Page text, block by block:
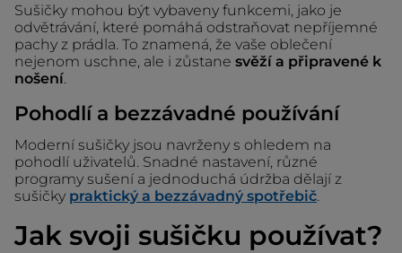
Sušičky mohou být vybaveny funkcemi, jako je
odvětrávání, které pomáhá odstraňovat nepříjemné
pachy z prádla. To znamená, že vaše oblečení
nejenom uschne, ale i zůstane svěží a připravené k
nošení.
Pohodlí a bezzávadné používání
Moderní sušičky jsou navrženy s ohledem na
pohodlí uživatelů. Snadné nastavení, různé
programy sušení a jednoduchá údržba dělají z
sušičky praktický a bezzávadný spotřebič.
Jak svoji sušičku používat?